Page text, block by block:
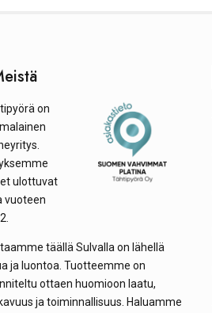
on
ulottuvat
vuoteen
täällä Sulvalla on lähellä
ja luontoa. Tuotteemme on
ottaen huomioon laatu,
ja toiminnallisuus. Haluamme